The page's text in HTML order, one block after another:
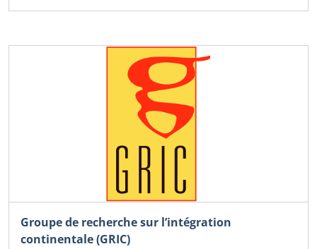
Groupe de recherche sur l’intégration
continentale (GRIC)